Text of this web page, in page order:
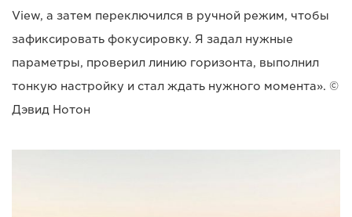
View, а затем переключился в ручной режим, чтобы
зафиксировать фокусировку. Я задал нужные
параметры, проверил линию горизонта, выполнил
тонкую настройку и стал ждать нужного момента». ©
Дэвид Нотон